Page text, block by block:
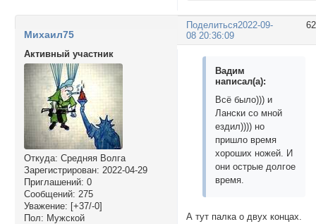
Поделиться2022-09-
08 20:36:09
Михаил75
Активный участник
Откуда: Средняя Волга
Зарегистрирован: 2022-04-29
Приглашений: 0
Сообщений: 275
Уважение: [+37/-0]
Пол: Мужской
Вадим
написал(а):
Всё было))) и
Лански со мной
ездил)))) но
пришло время
хороших ножей. И
они острые долгое
время.
А тут палка о двух концах.